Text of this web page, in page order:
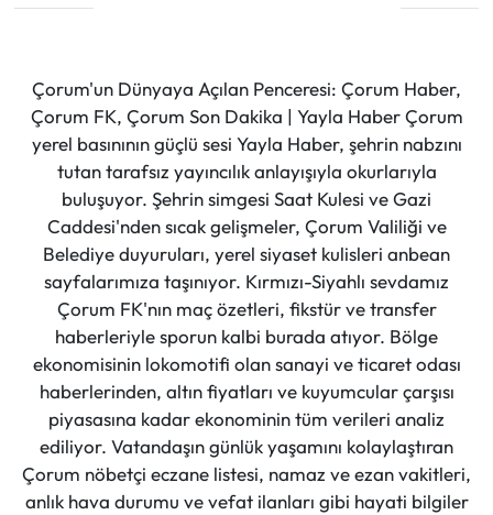
Çorum'un Dünyaya Açılan Penceresi: Çorum Haber,
Çorum FK, Çorum Son Dakika | Yayla Haber Çorum
yerel basınının güçlü sesi Yayla Haber, şehrin nabzını
tutan tarafsız yayıncılık anlayışıyla okurlarıyla
buluşuyor. Şehrin simgesi Saat Kulesi ve Gazi
Caddesi'nden sıcak gelişmeler, Çorum Valiliği ve
Belediye duyuruları, yerel siyaset kulisleri anbean
sayfalarımıza taşınıyor. Kırmızı-Siyahlı sevdamız
Çorum FK'nın maç özetleri, fikstür ve transfer
haberleriyle sporun kalbi burada atıyor. Bölge
ekonomisinin lokomotifi olan sanayi ve ticaret odası
haberlerinden, altın fiyatları ve kuyumcular çarşısı
piyasasına kadar ekonominin tüm verileri analiz
ediliyor. Vatandaşın günlük yaşamını kolaylaştıran
Çorum nöbetçi eczane listesi, namaz ve ezan vakitleri,
anlık hava durumu ve vefat ilanları gibi hayati bilgiler